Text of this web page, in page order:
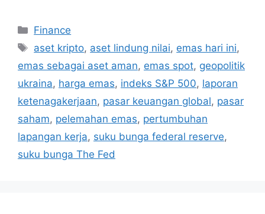
Categories
Finance
Tags
aset kripto, aset lindung nilai, emas hari ini,
emas sebagai aset aman, emas spot, geopolitik
ukraina, harga emas, indeks S&P 500, laporan
ketenagakerjaan, pasar keuangan global, pasar
saham, pelemahan emas, pertumbuhan
lapangan kerja, suku bunga federal reserve,
suku bunga The Fed